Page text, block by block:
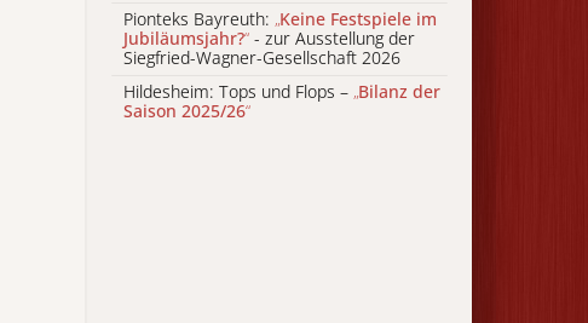
Pionteks Bayreuth: „Keine Festspiele im
Jubiläumsjahr?“ - zur Ausstellung der
Siegfried-Wagner-Gesellschaft 2026
Hildesheim: Tops und Flops – „Bilanz der
Saison 2025/26“